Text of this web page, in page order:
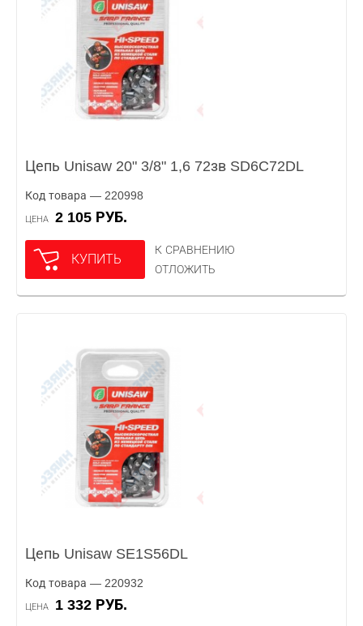
Цепь Unisaw 20" 3/8" 1,6 72зв SD6C72DL
Код товара — 220998
ЦЕНА 2 105 РУБ.
КУПИТЬ
К СРАВНЕНИЮ
ОТЛОЖИТЬ
Цепь Unisaw SE1S56DL
Код товара — 220932
ЦЕНА 1 332 РУБ.